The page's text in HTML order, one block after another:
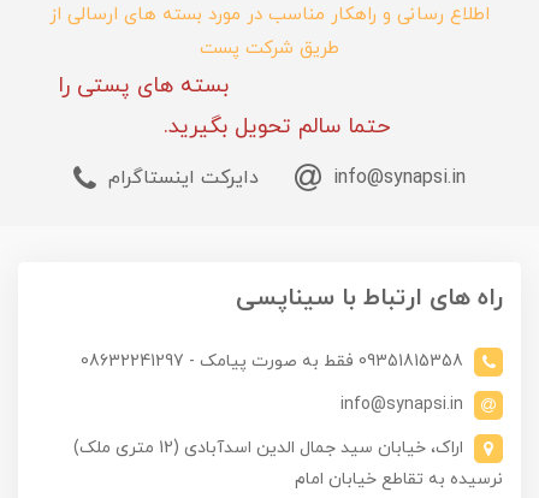
اطلاع رسانی و راهکار مناسب در مورد بسته های ارسالی از
طریق شرکت پست
بسته های پستی را
حتما سالم تحویل بگیرید.
info@synapsi.in دایرکت اینستاگرام
راه های ارتباط با سیناپسی
09351815358 فقط به صورت پیامک - 08632241297
info@synapsi.in
اراک، خیابان سید جمال الدین اسدآبادی (12 متری ملک)
نرسیده به تقاطع خیابان امام